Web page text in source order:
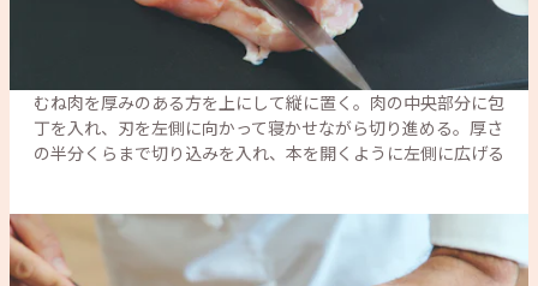
むね肉を厚みのある方を上にして縦に置く。肉の中央部分に包
丁を入れ、刃を左側に向かって寝かせながら切り進める。厚さ
の半分くらまで切り込みを入れ、本を開くように左側に広げる